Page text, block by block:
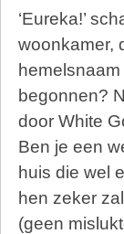
‘Eureka!’
woonkamer,
begonnen?
door White
Ben je een
huis die wel
hen zeker
(geen